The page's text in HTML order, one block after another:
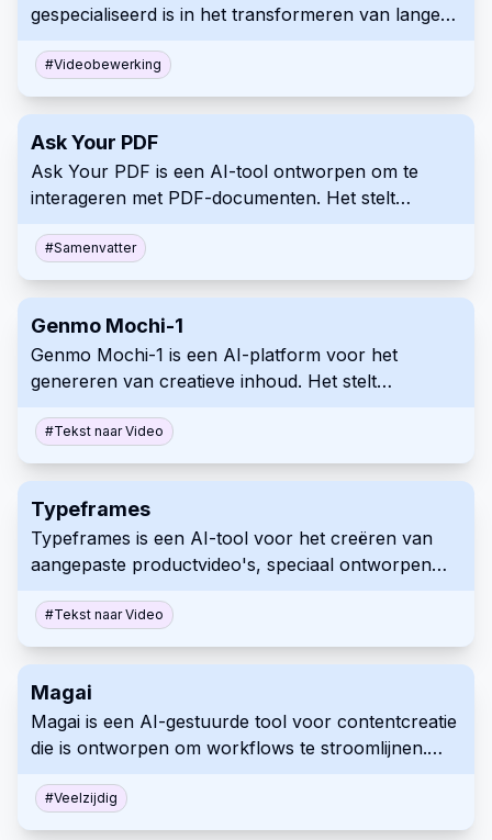
gespecialiseerd is in het transformeren van langere
maakt gebruik van kunstmatige intelligentie om het
bewerkingsproces voor het snel en efficiënt
platform biedt diverse functies om video's aan te
passen en te optimaliseren voor sociale media.
#Videobewerking
Ask Your PDF
Ask Your PDF is een AI-tool ontworpen om te
interageren met PDF-documenten. Het stelt
specifieke informatie te extraheren door vragen te
stellen. Dit maakt het navigeren en begrijpen van
#Samenvatter
Genmo Mochi-1
Genmo Mochi-1 is een AI-platform voor het
genereren van creatieve inhoud. Het stelt
naast 3D-scènes, animaties en meer. Het platform
richt zich op interactieve en immersieve
#Tekst naar Video
Typeframes
Typeframes is een AI-tool voor het creëren van
aangepaste productvideo's, speciaal ontworpen
videocreatieproces doordat gebruikers inhoud
kunnen invoeren en effecten kunnen selecteren.
merkafgestemde video's te produceren.
#Tekst naar Video
Magai
Magai is een AI-gestuurde tool voor contentcreatie
die is ontworpen om workflows te stroomlijnen.
functies zoals URL-lezen en het creëren van
persona's. Gebruik Magai om contentgeneratie en
#Veelzijdig